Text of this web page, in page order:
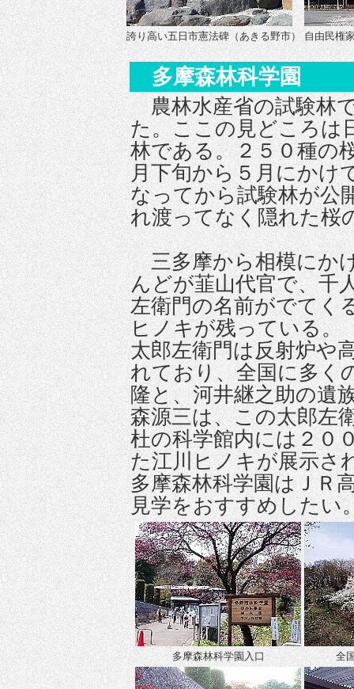
誇り高い五日市憲法碑（あきる野市） 自由民権
多摩森林科学園
農林水産省の試験林
た。ここの見どころは
林である。２５０種の
月下旬から５月にかけ
なってから試験林が公
れ渡ってなく隠れた桜
三多摩から相模にか
んどが韮山代官で、千
左衛門の名前がでてく
ヒノキが残っている。
太郎左衛門は反射炉や
れており、全国に多く
隆と、河井継之助の遺
森源三は、この太郎左
杜の科学館内には２０
た江川ヒノキが展示さ
多摩森林科学園はＪＲ
見学をおすすめしたい
多摩森林科学園入口 全